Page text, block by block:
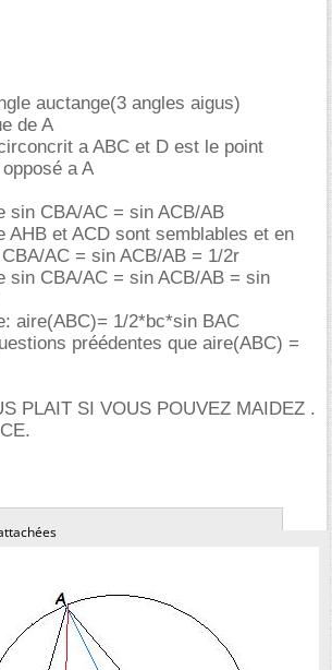
auctange(3 angles aigus)
de A
a ABC et D est le point
a A
sin CBA/AC = sin ACB/AB
AHB et ACD sont semblables et en
AC = sin ACB/AB = 1/2r
sin CBA/AC = sin ACB/AB = sin
aire(ABC)= 1/2*bc*sin BAC
préédentes que aire(ABC) =
PLAIT SI VOUS POUVEZ MAIDEZ .